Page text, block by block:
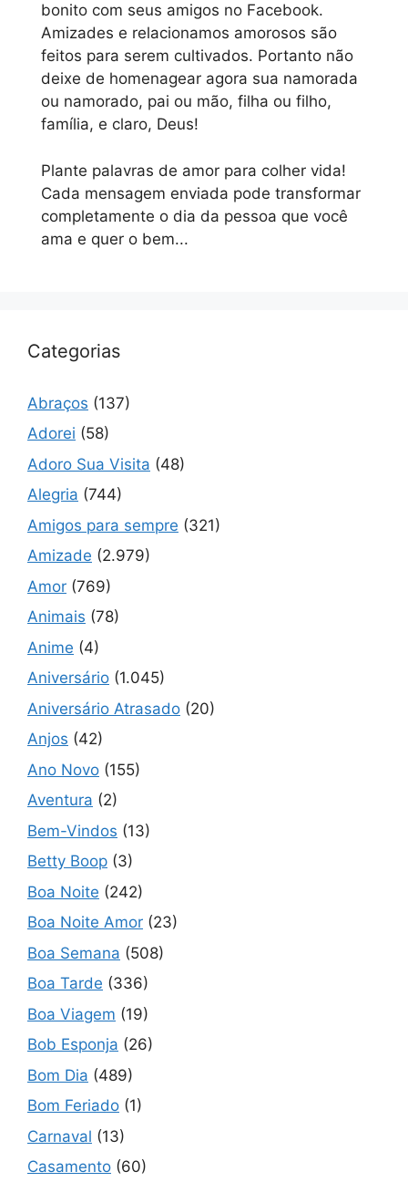
bonito com seus amigos no Facebook.
Amizades e relacionamos amorosos são
feitos para serem cultivados. Portanto não
deixe de homenagear agora sua namorada
ou namorado, pai ou mão, filha ou filho,
família, e claro, Deus!
Plante palavras de amor para colher vida!
Cada mensagem enviada pode transformar
completamente o dia da pessoa que você
ama e quer o bem...
Categorias
Abraços (137)
Adorei (58)
Adoro Sua Visita (48)
Alegria (744)
Amigos para sempre (321)
Amizade (2.979)
Amor (769)
Animais (78)
Anime (4)
Aniversário (1.045)
Aniversário Atrasado (20)
Anjos (42)
Ano Novo (155)
Aventura (2)
Bem-Vindos (13)
Betty Boop (3)
Boa Noite (242)
Boa Noite Amor (23)
Boa Semana (508)
Boa Tarde (336)
Boa Viagem (19)
Bob Esponja (26)
Bom Dia (489)
Bom Feriado (1)
Carnaval (13)
Casamento (60)